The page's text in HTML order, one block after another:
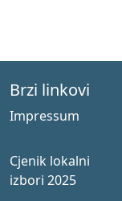
Brzi linkovi
Impressum
Cjenik lokalni
izbori 2025